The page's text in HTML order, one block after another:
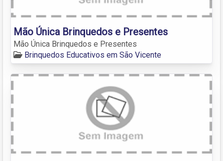
Mão Única Brinquedos e Presentes
Mão Única Brinquedos e Presentes
Brinquedos Educativos em São Vicente